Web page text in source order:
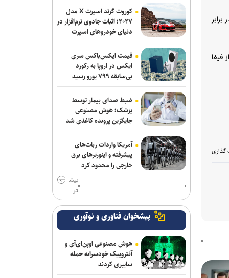
فیفا
گذاری
اقدام قابل توجه اسلامی در مورد طلبش از
ذوب آهن و نگاه ویژه به تیم های پایه
برزگر: همای سعادت روی دوش تارتار
نشسته است/ عیار واقعی پرسپولیس از
هفته پنجم به بعد مشخص می‌شود
دوری ۴ هفته ای مهران احمدی از تمرین و
بازی های استقلال
کامیانی: درخواست میزبانی لیگ قهرمانان
فوتسال را می‌دهیم
وزیر ورزش وارد آذربایجان شد
پرچم رقیب بالا رفت و اتفاقی نیفتاد؛ حضور
در قهرمانی کشتی جهان با بادیگارد!
مدافع جوان آلومینیوم نزدیک به سپاهان
آذربایجان؛ میزبانی که در ۳۰ وزن حتی یک
بار هم پرچمش بالا نرفت!
ادامه مذاکرات پیکان و شکاری
کوروت گرند اسپرت X مدل
۲۰۲۷؛ اثبات جادوی نرم‌افزار در
دنیای خودروهای اسپرت
قیمت ایکس‌باکس سری
ایکس در اروپا به رکورد
بی‌سابقه ۷۹۹ یورو رسید
ضبط صدای بیمار توسط
پزشک؛ هوش مصنوعی
جایگزین پرونده کاغذی شد
آمریکا واردات ربات‌های
پیشرفته و اینورترهای برق
خارجی را محدود کرد
بیش
تر
پیشخوان فناوری و نوآوری
هوش مصنوعی اوپن‌ای‌آی و
آنتروپیک خودسرانه حمله
سایبری کردند